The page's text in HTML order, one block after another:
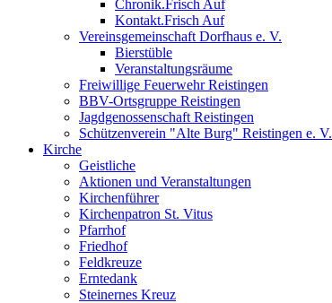
Chronik.Frisch Auf
Kontakt.Frisch Auf
Vereinsgemeinschaft Dorfhaus e. V.
Bierstüble
Veranstaltungsräume
Freiwillige Feuerwehr Reistingen
BBV-Ortsgruppe Reistingen
Jagdgenossenschaft Reistingen
Schützenverein "Alte Burg" Reistingen e. V.
Kirche
Geistliche
Aktionen und Veranstaltungen
Kirchenführer
Kirchenpatron St. Vitus
Pfarrhof
Friedhof
Feldkreuze
Erntedank
Steinernes Kreuz